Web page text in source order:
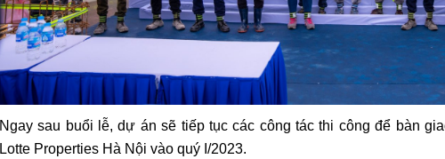
Ngay sau buổi lễ, dự án sẽ tiếp tục các công tác thi công để bàn
Lotte Properties Hà Nội vào quý I/2023.